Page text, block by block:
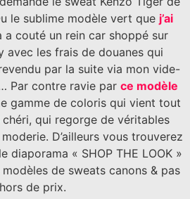
le sublime modèle vert que j’ai
a couté un rein car shoppé sur
avec les frais de douanes qui
par la suite via mon vide-
Par contre ravie par ce modèle
gamme de coloris qui vient tout
chéri, qui regorge de véritables
D’ailleurs vous trouverez
diaporama « SHOP THE LOOK »
de sweats canons & pas
hors de prix.